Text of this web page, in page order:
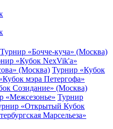
Турнир «Бочче-куча» (Москва)
«Кубок NexVik'a»
(Москва) Турнир «Кубок
мэра Петергофа»
Созидание» (Москва)
«Межсезонье» Турнир
«Открытый Кубок
Марсельеза»